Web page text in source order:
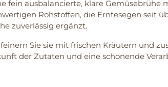
fein ausbalancierte, klare Gemüsebrühe
Rohstoffen, die Erntesegen seit
zuverlässig ergänzt.
Sie sie mit frischen Kräutern und
der Zutaten und eine schonende